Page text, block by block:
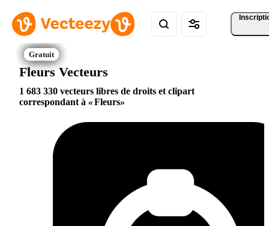
Fleurs Vecteurs
1 683 330 vecteurs libres de droits et clipart
correspondant à
Fleurs